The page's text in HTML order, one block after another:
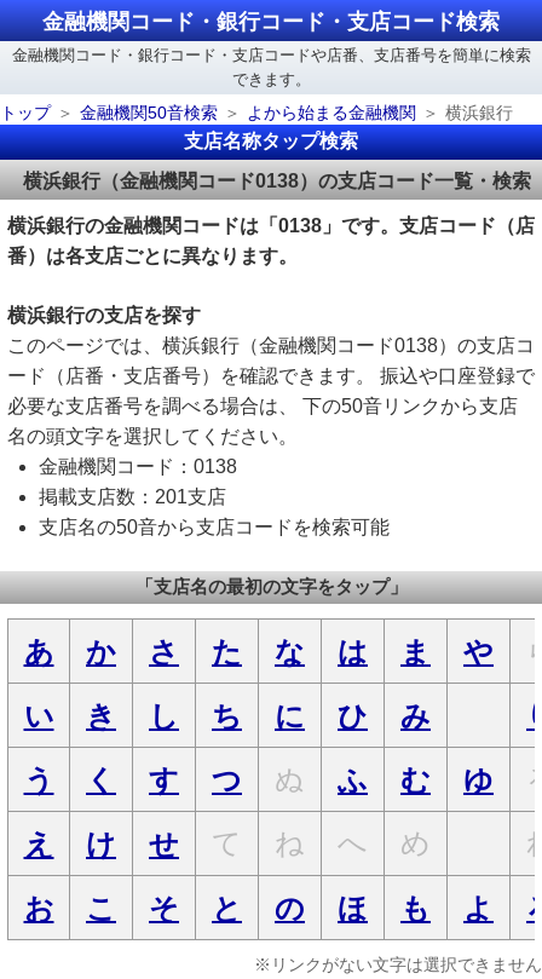
金融機関コード・銀行コード・支店コード検索
金融機関コード・銀行コード・支店コードや店番、支店番号を簡単に検索
できます。
トップ
金融機関50音検索 よから始まる金融機関 横浜銀行
支店名称タップ検索
横浜銀行（金融機関コード0138）の支店コード一覧・検索
横浜銀行の金融機関コードは「0138」です。支店コード（店
番）は各支店ごとに異なります。
横浜銀行の支店を探す
このページでは、横浜銀行（金融機関コード0138）の支店コ
ード（店番・支店番号）を確認できます。 振込や口座登録で
必要な支店番号を調べる場合は、 下の50音リンクから支店
名の頭文字を選択してください。
金融機関コード：0138
掲載支店数：201支店
支店名の50音から支店コードを検索可能
「支店名の最初の文字をタップ」
あ か さ た な は ま や
い
き し ち に ひ み
う
く す つ ぬ ふ む ゆ
え
け せ て ね へ め
お
こ そ と の ほ も よ
※リンクがない文字は選択できません